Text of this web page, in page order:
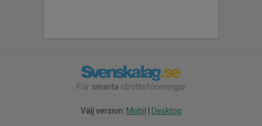
För smarta idrottsföreningar
Välj version: Mobil Desktop